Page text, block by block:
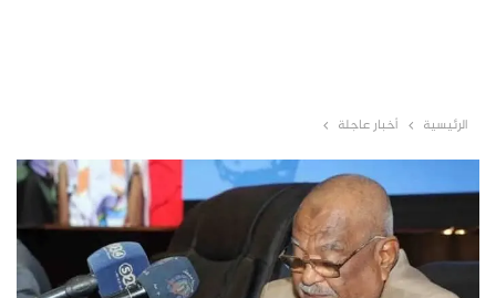
الرئيسية أخبار عاجلة